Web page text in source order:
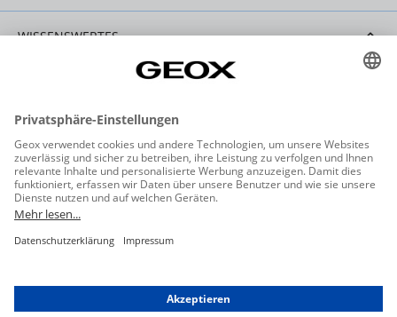
WISSENSWERTES
Allgemeine Geschäftsbedingungen